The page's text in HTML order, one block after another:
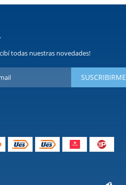
todas nuestras novedades!
SUSCRIBIRME